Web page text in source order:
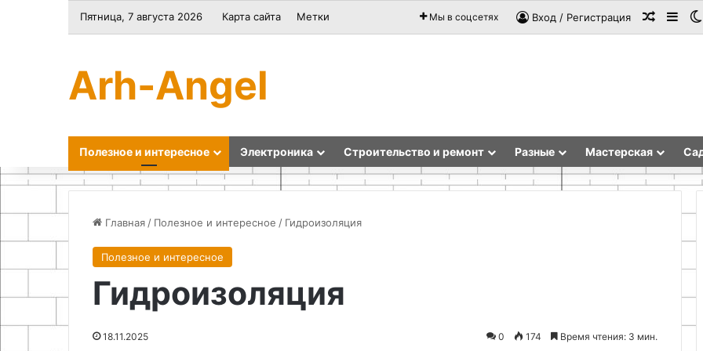
Пятница, 7 августа 2026 Карта сайта Метки Мы в соцсетях Вход / Регистрация
Arh-Angel
Полезное и интересное Электроника Строительство и ремонт Разные Мастерская
Главная / Полезное и интересное / Гидроизоляция
Полезное и интересное
Гидроизоляция
18.11.2025 0 174 Время чтения: 3 мин.
бумажной
филиграни
руками: